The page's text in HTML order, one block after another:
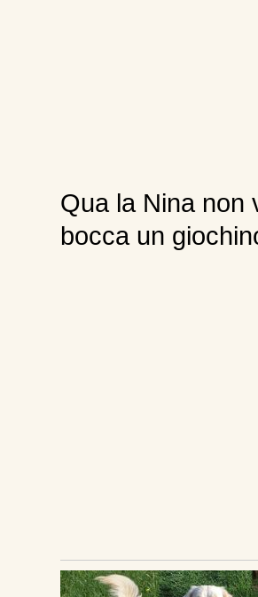
Qua la Nina non
bocca un